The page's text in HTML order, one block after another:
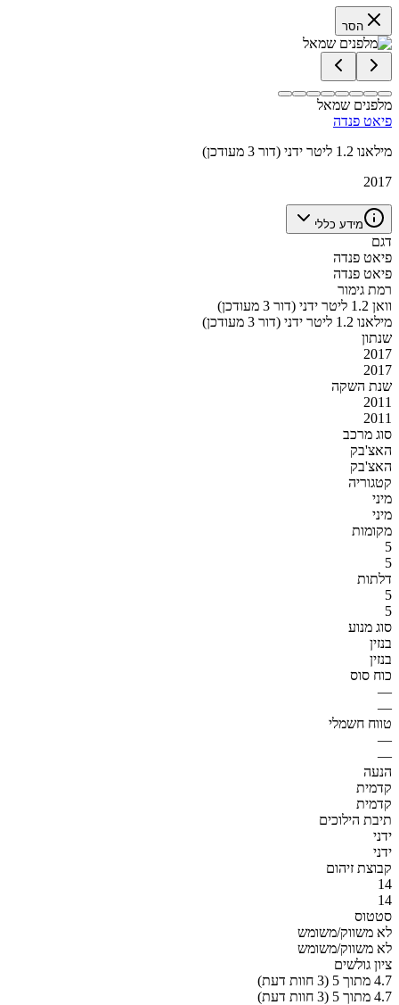
הסר
מלפנים שמאל
פיאט פנדה
מילאנו 1.2 ליטר ידני (דור 3 מעודכן)
2017
מידע כללי
דגם
פיאט פנדה
פיאט פנדה
רמת גימור
וואן 1.2 ליטר ידני (דור 3 מעודכן)
מילאנו 1.2 ליטר ידני (דור 3 מעודכן)
שנתון
2017
2017
שנת השקה
2011
2011
סוג מרכב
האצ'בק
האצ'בק
קטגוריה
מיני
מיני
מקומות
5
5
דלתות
5
5
סוג מנוע
בנזין
בנזין
כוח סוס
—
—
טווח חשמלי
—
—
הנעה
קדמית
קדמית
תיבת הילוכים
ידני
ידני
קבוצת זיהום
14
14
סטטוס
לא משווק/משומש
לא משווק/משומש
ציון גולשים
4.7 מתוך 5 (3 חוות דעת)
4.7 מתוך 5 (3 חוות דעת)